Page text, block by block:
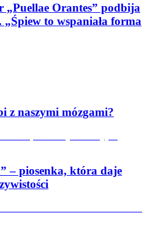
Orantes” podbija
to wspaniała forma
z naszymi mózgami?
– piosenka, która daje